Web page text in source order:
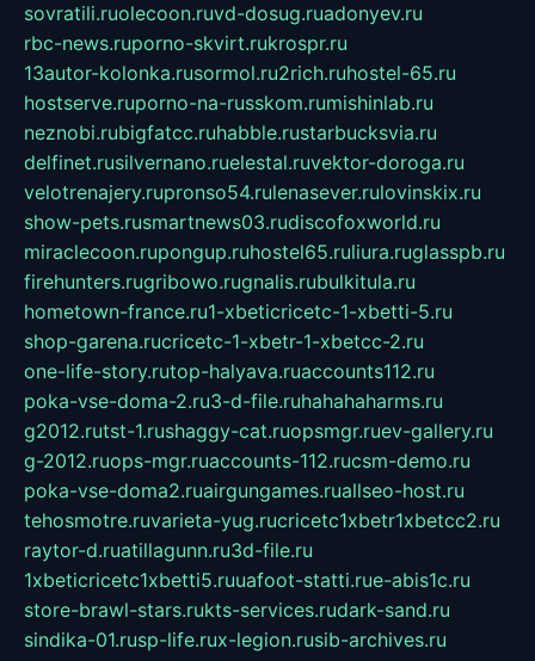
sovratili.ruolecoon.ruvd-dosug.ruadonyev.ru
rbc-news.ruporno-skvirt.rukrospr.ru
13autor-kolonka.rusormol.ru2rich.ruhostel-65.ru
hostserve.ruporno-na-russkom.rumishinlab.ru
neznobi.rubigfatcc.ruhabble.rustarbucksvia.ru
delfinet.rusilvernano.ruelestal.ruvektor-doroga.ru
velotrenajery.rupronso54.rulenasever.rulovinskix.ru
show-pets.rusmartnews03.rudiscofoxworld.ru
miraclecoon.rupongup.ruhostel65.ruliura.ruglasspb.ru
firehunters.rugribowo.rugnalis.rubulkitula.ru
hometown-france.ru1-xbeticricetc-1-xbetti-5.ru
shop-garena.rucricetc-1-xbetr-1-xbetcc-2.ru
one-life-story.rutop-halyava.ruaccounts112.ru
poka-vse-doma-2.ru3-d-file.ruhahahaharms.ru
g2012.rutst-1.rushaggy-cat.ruopsmgr.ruev-gallery.ru
g-2012.ruops-mgr.ruaccounts-112.rucsm-demo.ru
poka-vse-doma2.ruairgungames.ruallseo-host.ru
tehosmotre.ruvarieta-yug.rucricetc1xbetr1xbetcc2.ru
raytor-d.ruatillagunn.ru3d-file.ru
1xbeticricetc1xbetti5.ruuafoot-statti.rue-abis1c.ru
store-brawl-stars.rukts-services.rudark-sand.ru
sindika-01.rusp-life.rux-legion.rusib-archives.ru